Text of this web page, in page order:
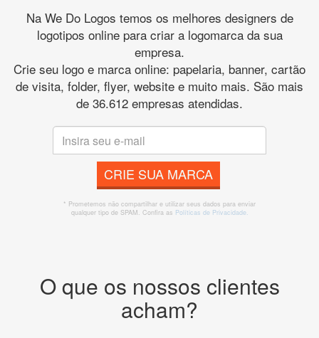
Na We Do Logos temos os melhores designers de
logotipos online para criar a logomarca da sua
empresa.
Crie seu logo e marca online: papelaria, banner, cartão
de visita, folder, flyer, website e muito mais. São mais
de 36.612 empresas atendidas.
CRIE SUA MARCA
* Prometemos não compartilhar e utilizar seus dados para enviar
qualquer tipo de SPAM. Confira as Políticas de Privacidade.
O que os nossos clientes
acham?